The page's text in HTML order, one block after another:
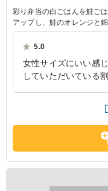
彩り弁当の白ごはんを鮭ご
アップし、鮭のオレンジと
5.0
女性サイズにいい感
していただいている